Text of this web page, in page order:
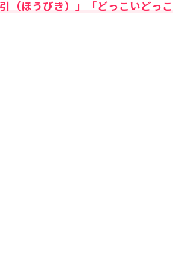
引（ほうびき）」「どっこいどっこ